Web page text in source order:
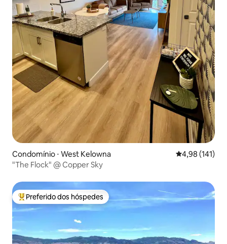
Condomínio ⋅ West Kelowna 4,98 de uma
4,98 (141)
"The Flock" @ Copper Sky
Entre os melhores preferidos dos hóspedes
Preferido dos hóspedes